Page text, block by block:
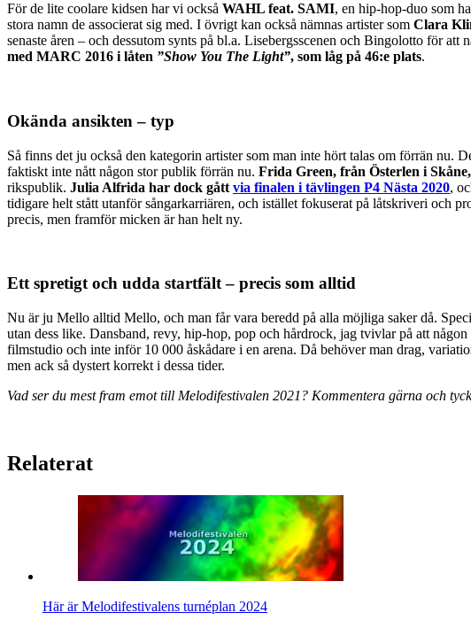
För de lite coolare kidsen har vi också WAHL feat. SAMI, en hip-hop-duo som
stora namn de associerat sig med. I övrigt kan också nämnas artister som Clara
senaste åren – och dessutom synts på bl.a. Lisebergsscenen och Bingolotto för att
med MARC 2016 i låten ”Show You The Light”, som låg på 46:e plats.
Okända ansikten – typ
Så finns det ju också den kategorin artister som man inte hört talas om förrän nu.
faktiskt inte nått någon stor publik förrän nu. Frida Green, från Österlen i
rikspublik. Julia Alfrida har dock gått via finalen i tävlingen P4 Nästa 2020,
tidigare helt stått utanför sångarkarriären, och istället fokuserat på låtskriveri och
precis, men framför micken är han helt ny.
Ett spretigt och udda startfält – precis som alltid
Nu är ju Mello alltid Mello, och man får vara beredd på alla möjliga saker då.
utan dess like. Dansband, revy, hip-hop, pop och hårdrock, jag tvivlar på att
filmstudio och inte inför 10 000 åskådare i en arena. Då behöver man drag,
men ack så dystert korrekt i dessa tider.
Vad ser du mest fram emot till Melodifestivalen 2021? Kommentera gärna och
Relaterat
Här är Melodifestivalens turnéplan 2024